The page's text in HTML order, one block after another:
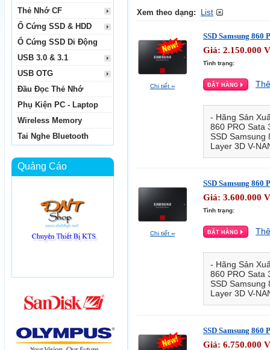
Xem theo dạng: List
Chi tiết ››
SSD Samsung 860
Giá: 2.150.000
Tình trạng:
- Hãng Sản
860 PRO Sata
SSD Samsung
Layer 3D V-
Chi tiết ››
SSD Samsung 860
Giá: 3.600.000
Tình trạng:
- Hãng Sản
860 PRO Sata
SSD Samsung
Layer 3D V-
SSD Samsung 860
Giá: 6.750.000
Thẻ Nhớ CF
Ổ Cứng SSD & HDD
Ổ Cứng SSD Di Động
USB 3.0 & 3.1
USB OTG
Đầu Đọc Thẻ Nhớ
Phụ Kiện PC - Laptop
Wireless Memory
Tai Nghe Bluetooth
Quảng Cáo